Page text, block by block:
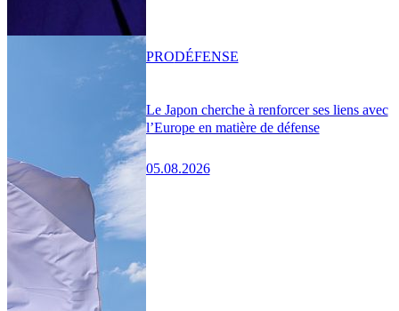
Le Japon cherche à renforcer ses liens avec
l’Europe en matière de défense
05.08.2026
PRODÉFENSE